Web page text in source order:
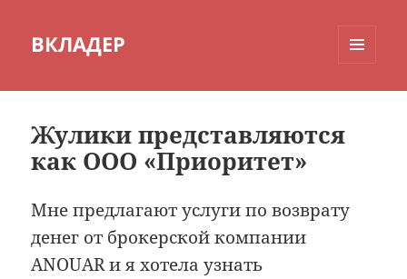
ВКЛАДЕР
Жулики представляются
как ООО «Приоритет»
Мне предлагают услуги по возврату
денег от брокерской компании
ANOUAR и я хотела узнать